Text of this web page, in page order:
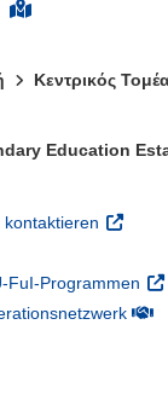
Κεντρικός
Education
(öffnet
neuem Fenster)
FuI-Programmen